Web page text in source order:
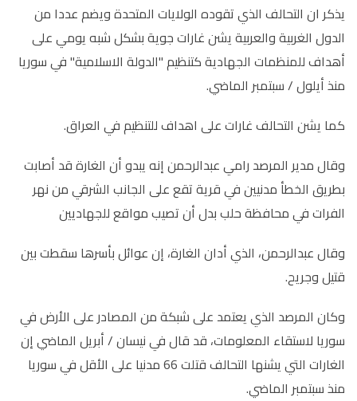
يذكر ان التحالف الذي تقوده الولايات المتحدة ويضم عددا من
الدول الغربية والعربية يشن غارات جوية بشكل شبه يومي على
أهداف للمنظمات الجهادية كتنظيم "الدولة الاسلامية" في سوريا
منذ أيلول / سبتمبر الماضي.
كما يشن التحالف غارات على اهداف للتنظيم في العراق.
وقال مدير المرصد رامي عبدالرحمن إنه يبدو أن الغارة قد أصابت
بطريق الخطأ مدنيين في قرية تقع على الجانب الشرقي من نهر
الفرات في محافظة حلب بدل أن تصيب مواقع للجهاديين
وقال عبدالرحمن، الذي أدان الغارة، إن عوائل بأسرها سقطت بين
قتيل وجريح.
وكان المرصد الذي يعتمد على شبكة من المصادر على الأرض في
سوريا لاستقاء المعلومات، قد قال في نيسان / أبريل الماضي إن
الغارات التي يشنها التحالف قتلت 66 مدنيا على الأقل في سوريا
منذ سبتمبر الماضي.